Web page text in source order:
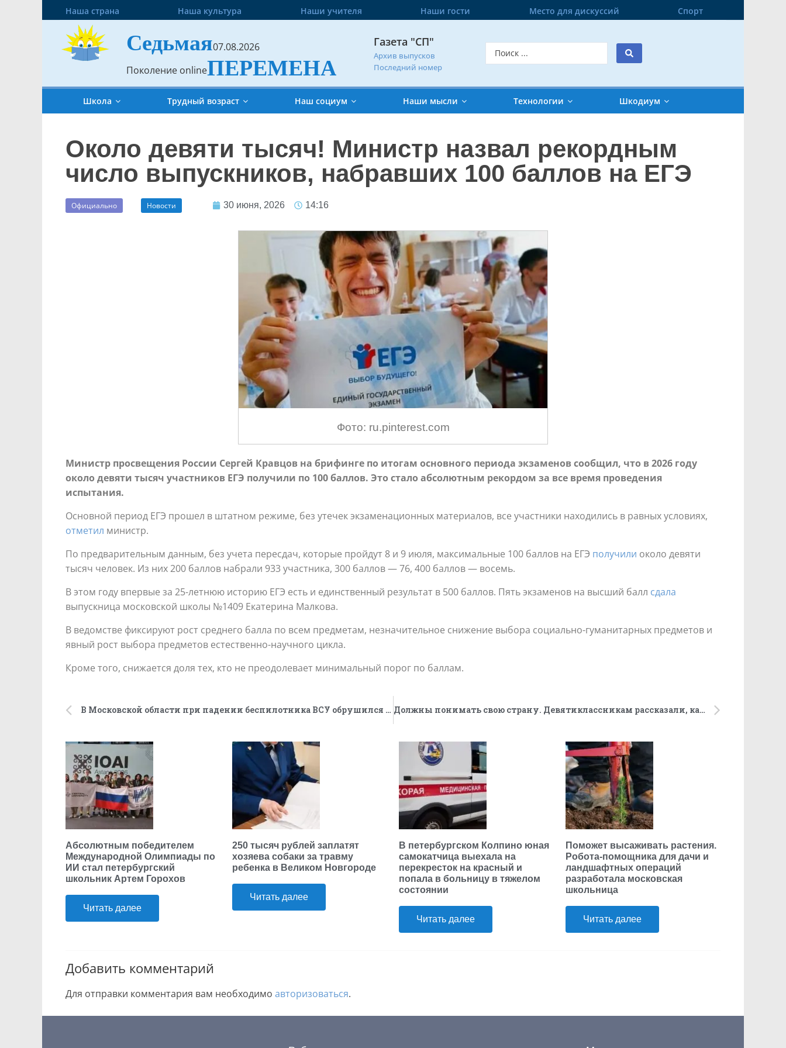
Наша страна Наша культура Наши учителя Наши гости Место для дискуссий Спорт
Седьмая07.08.2026
Поколение onlineПЕРЕМЕНА
Газета "СП"
Архив выпусков
Последний номер
Школа Трудный возраст Наш социум Наши мысли Технологии Шкодиум
Около девяти тысяч! Министр назвал рекордным
число выпускников, набравших 100 баллов на ЕГЭ
Официально Новости 30 июня, 2026 14:16
Фото: ru.pinterest.com
Министр просвещения России Сергей Кравцов на брифинге по итогам основного периода экзаменов сообщил, что в 2026 году
около девяти тысяч участников ЕГЭ получили по 100 баллов. Это стало абсолютным рекордом за все время проведения
испытания.
Основной период ЕГЭ прошел в штатном режиме, без утечек экзаменационных материалов, все участники находились в равных условиях,
отметил министр.
По предварительным данным, без учета пересдач, которые пройдут 8 и 9 июля, максимальные 100 баллов на ЕГЭ получили около девяти
тысяч человек. Из них 200 баллов набрали 933 участника, 300 баллов — 76, 400 баллов — восемь.
В этом году впервые за 25-летнюю историю ЕГЭ есть и единственный результат в 500 баллов. Пять экзаменов на высший балл сдала
выпускница московской школы №1409 Екатерина Малкова.
В ведомстве фиксируют рост среднего балла по всем предметам, незначительное снижение выбора социально-гуманитарных предметов и
явный рост выбора предметов естественно-научного цикла.
Кроме того, снижается доля тех, кто не преодолевает минимальный порог по баллам.
В Московской области при падении беспилотника ВСУ обрушился частный дом, погиб младенец Должны понимать свою страну. Девятиклассникам рассказали, какие вопросы войдут в устный экзамен по истории
Абсолютным победителем
Международной Олимпиады по
ИИ стал петербургский
школьник Артем Горохов
Читать далее
250 тысяч рублей заплатят
хозяева собаки за травму
ребенка в Великом Новгороде
Читать далее
В петербургском Колпино юная
самокатчица выехала на
перекресток на красный и
попала в больницу в тяжелом
состоянии
Читать далее
Поможет высаживать растения.
Робота-помощника для дачи и
ландшафтных операций
разработала московская
школьница
Читать далее
Добавить комментарий
Для отправки комментария вам необходимо авторизоваться.